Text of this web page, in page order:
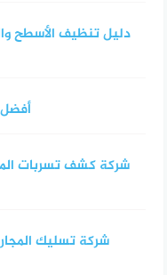
دليل تنظيف الأسطح
شركة كشف تسربات
شركة تسليك